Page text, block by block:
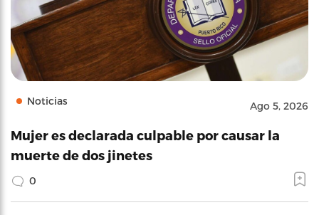
Noticias Ago 5, 2026
Mujer es declarada culpable por causar la
muerte de dos jinetes
0